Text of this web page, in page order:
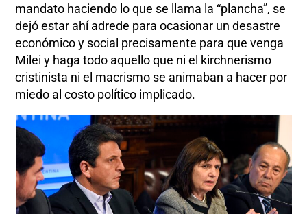
mandato haciendo lo que se llama la “plancha”, se
dejó estar ahí adrede para ocasionar un desastre
económico y social precisamente para que venga
Milei y haga todo aquello que ni el kirchnerismo
cristinista ni el macrismo se animaban a hacer por
miedo al costo político implicado.